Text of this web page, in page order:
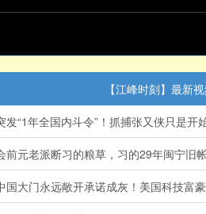
【江峰时刻】最新